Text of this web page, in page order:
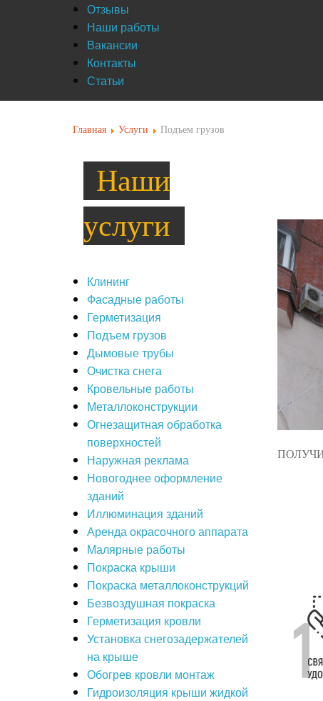
Отзывы
Наши работы
Вакансии
Контакты
Статьи
Главная Услуги Подъем грузов
Клининг
Фасадные работы
Герметизация
Подъем грузов
Дымовые трубы
Очистка снега
Кровельные работы
Металлоконструкции
Огнезащитная обработка
поверхностей
Наружная реклама
Новогоднее оформление
зданий
Иллюминация зданий
Аренда окрасочного аппарата
Малярные работы
Покраска крыши
Покраска металлоконструкций
Безвоздушная покраска
Герметизация кровли
Установка снегозадержателей
на крыше
Обогрев кровли монтаж
Гидроизоляция крыши жидкой